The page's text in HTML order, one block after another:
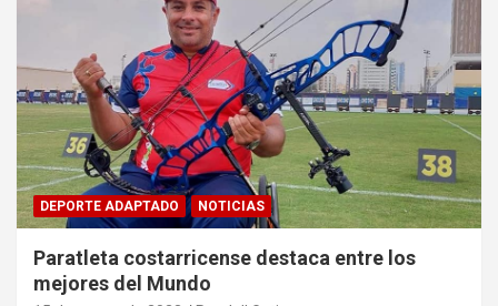
DEPORTE ADAPTADO NOTICIAS
Paratleta costarricense destaca entre los
mejores del Mundo